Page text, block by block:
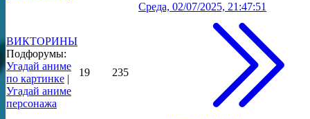
ВИКТОРИНЫ
Подфорумы:
Угадай аниме
по картинке |
Угадай аниме
персонажа
19 235
Среда, 02/07/2025, 21:47:51